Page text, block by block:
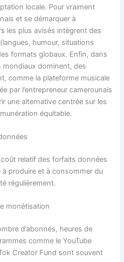
locale. Pour vraiment
et se démarquer à
les plus avisés intègrent des
humour, situations
formats globaux. Enfin, dans
dominent, des
comme la plateforme musicale
par l’entrepreneur camerounais
une alternative centrée sur les
équitable.
relatif des forfaits données
produire et à consommer du
régulièrement.
monétisation
d’abonnés, heures de
comme le YouTube
Creator Fund sont souvent